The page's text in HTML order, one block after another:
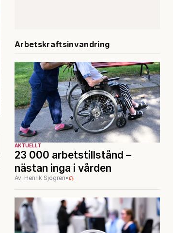
Arbetskraftsinvandring
AKTUELLT
23 000 arbetstillstånd –
nästan inga i vården
Av: Henrik Sjögren•